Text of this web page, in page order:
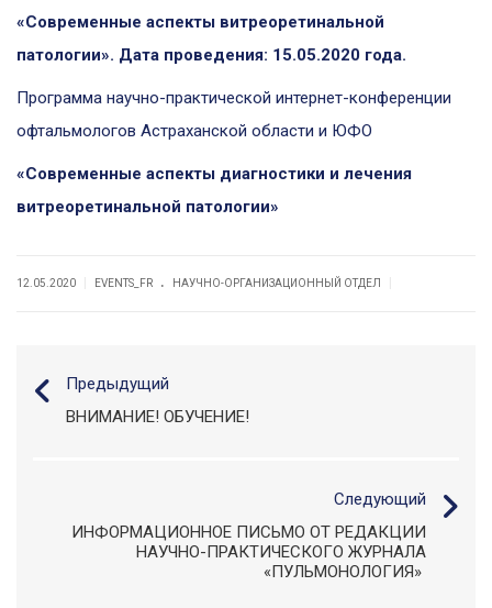
«Современные аспекты витреоретинальной
патологии». Дата проведения: 15.05.2020 года.
Программа научно-практической интернет-конференции
офтальмологов Астраханской области и ЮФО
«Современные аспекты диагностики и лечения
витреоретинальной патологии»
12.05.2020 EVENTS_FR . НАУЧНО-ОРГАНИЗАЦИОННЫЙ ОТДЕЛ
Предыдущий
ВНИМАНИЕ! ОБУЧЕНИЕ!
Следующий
ИНФОРМАЦИОННОЕ ПИСЬМО ОТ РЕДАКЦИИ
НАУЧНО-ПРАКТИЧЕСКОГО ЖУРНАЛА
«ПУЛЬМОНОЛОГИЯ»